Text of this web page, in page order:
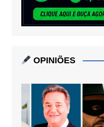
OPINIÕES